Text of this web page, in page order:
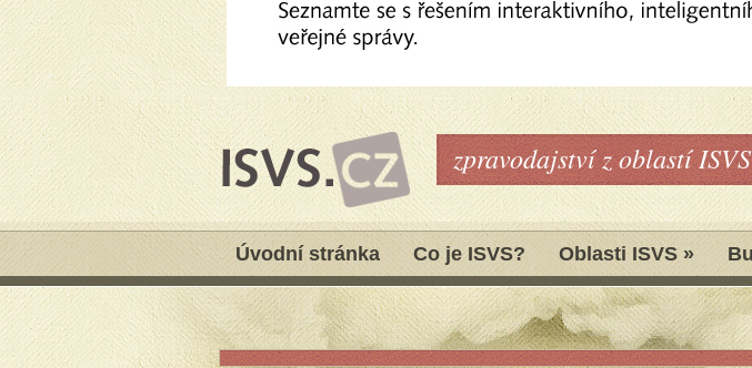
zpravodajství z oblastí
Úvodní stránka Co je ISVS? Oblasti ISVS »